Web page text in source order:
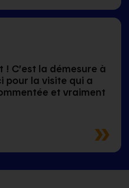
! C’est la démesure à
pour la visite qui a
et vraiment